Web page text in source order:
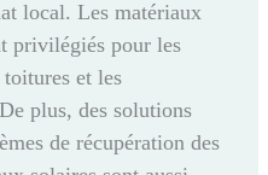
local. Les matériaux
privilégiés pour les
et les
plus, des solutions
de récupération des